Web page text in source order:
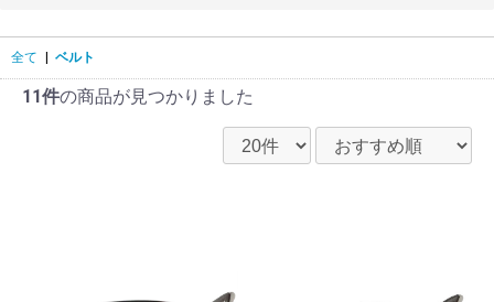
全て ベルト
11件の商品が見つかりました